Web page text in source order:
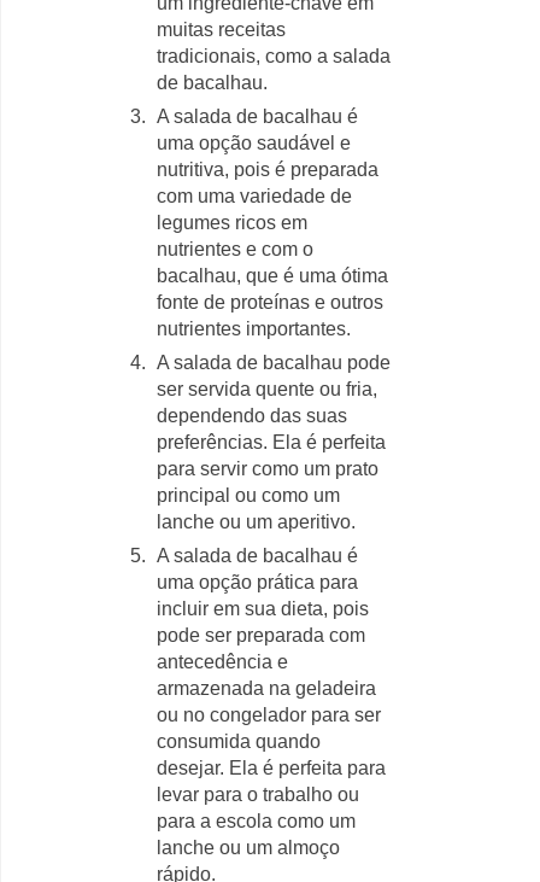
muitas receitas
tradicionais, como a salada
de bacalhau.
A salada de bacalhau é
uma opção saudável e
nutritiva, pois é preparada
com uma variedade de
legumes ricos em
nutrientes e com o
bacalhau, que é uma ótima
fonte de proteínas e outros
nutrientes importantes.
A salada de bacalhau pode
ser servida quente ou fria,
dependendo das suas
preferências. Ela é perfeita
para servir como um prato
principal ou como um
lanche ou um aperitivo.
A salada de bacalhau é
uma opção prática para
incluir em sua dieta, pois
pode ser preparada com
antecedência e
armazenada na geladeira
ou no congelador para ser
consumida quando
desejar. Ela é perfeita para
levar para o trabalho ou
para a escola como um
lanche ou um almoço
rápido.